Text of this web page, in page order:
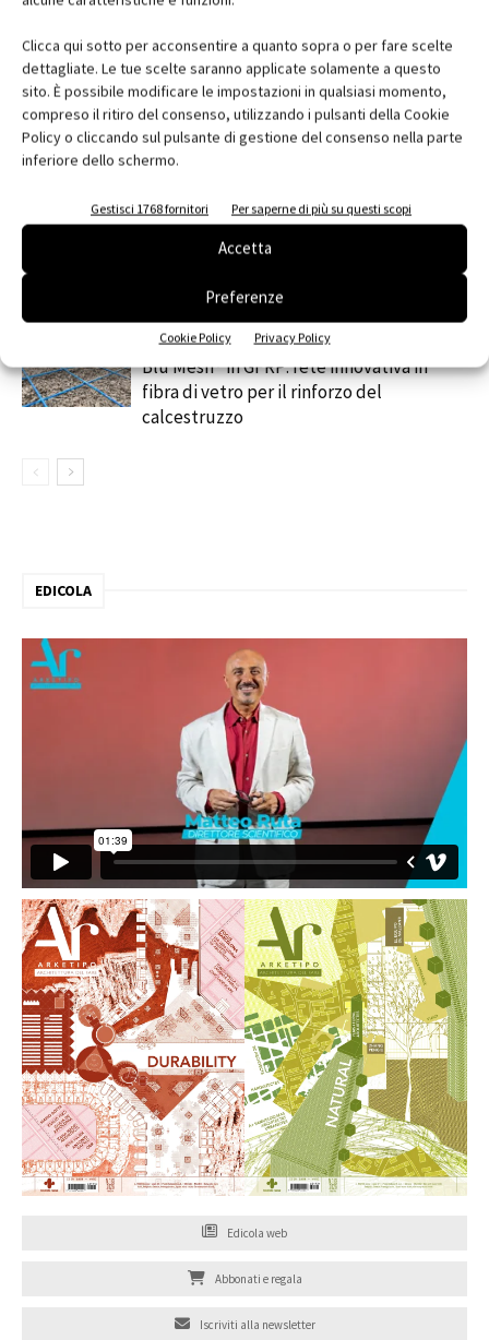
Clicca qui sotto per acconsentire a quanto sopra o per fare scelte
dettagliate. Le tue scelte saranno applicate solamente a questo
sito. È possibile modificare le impostazioni in qualsiasi momento,
compreso il ritiro del consenso, utilizzando i pulsanti della Cookie
Policy o cliccando sul pulsante di gestione del consenso nella parte
inferiore dello schermo.
Gestisci 1768 fornitori Per saperne di più su questi scopi
Accetta
Preferenze
Cookie Policy Privacy Policy
RELATED ARTICLES MORE FROM AUTHOR
MYCOMFORT TOUCH: il comando evoluto
per una gestione intuitiva del fan coil
Automazione e sensori: la tecnologia che
contenuto sponsorizzato
Blu Mesh® in GFRP: rete innovativa in
fibra di vetro per il rinforzo del
calcestruzzo
EDICOLA
Edicola web
Abbonati e regala
Iscriviti alla newsletter